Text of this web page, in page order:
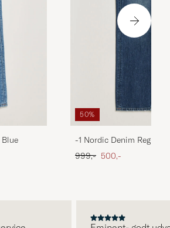
50%
-1 Nordic Denim Regular
Ordinary pris
999,- Nedsat pris
500,-